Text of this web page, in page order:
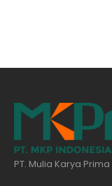
PT. Mulia Karya